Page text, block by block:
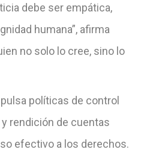
debe ser empática,
humana”, afirma
no solo lo cree, sino lo
políticas de control
rendición de cuentas
efectivo a los derechos.